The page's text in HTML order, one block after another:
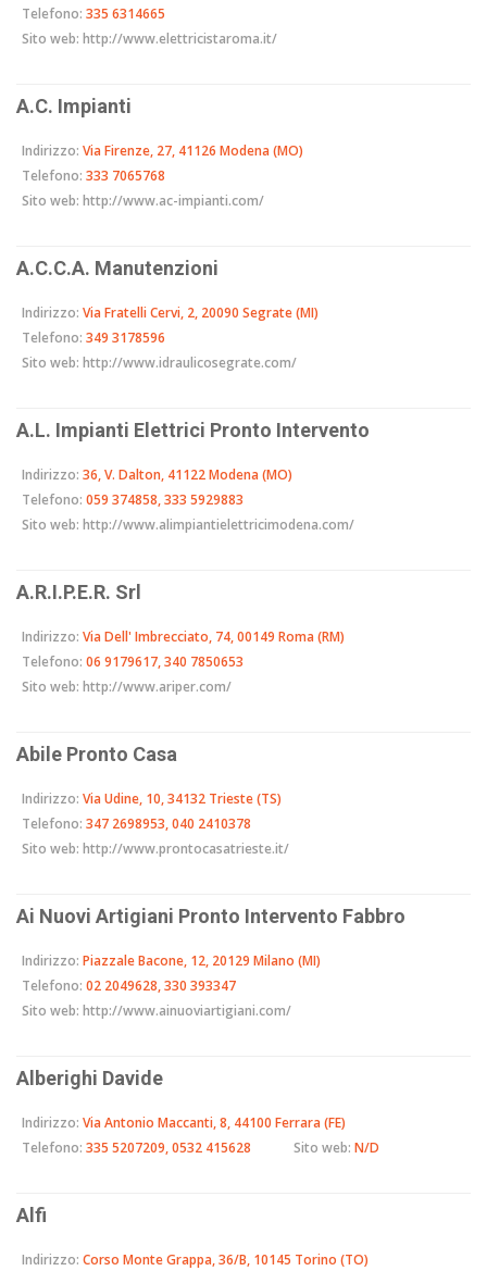
Telefono: 335 6314665
Sito web: http://www.elettricistaroma.it/
A.C. Impianti
Indirizzo: Via Firenze, 27, 41126 Modena (MO)
Telefono: 333 7065768
Sito web: http://www.ac-impianti.com/
A.C.C.A. Manutenzioni
Indirizzo: Via Fratelli Cervi, 2, 20090 Segrate (MI)
Telefono: 349 3178596
Sito web: http://www.idraulicosegrate.com/
A.L. Impianti Elettrici Pronto Intervento
Indirizzo: 36, V. Dalton, 41122 Modena (MO)
Telefono: 059 374858, 333 5929883
Sito web: http://www.alimpiantielettricimodena.com/
A.R.I.P.E.R. Srl
Indirizzo: Via Dell' Imbrecciato, 74, 00149 Roma (RM)
Telefono: 06 9179617, 340 7850653
Sito web: http://www.ariper.com/
Abile Pronto Casa
Indirizzo: Via Udine, 10, 34132 Trieste (TS)
Telefono: 347 2698953, 040 2410378
Sito web: http://www.prontocasatrieste.it/
Ai Nuovi Artigiani Pronto Intervento Fabbro
Indirizzo: Piazzale Bacone, 12, 20129 Milano (MI)
Telefono: 02 2049628, 330 393347
Sito web: http://www.ainuoviartigiani.com/
Alberighi Davide
Indirizzo: Via Antonio Maccanti, 8, 44100 Ferrara (FE)
Telefono: 335 5207209, 0532 415628 Sito web: N/D
Alfi
Indirizzo: Corso Monte Grappa, 36/B, 10145 Torino (TO)